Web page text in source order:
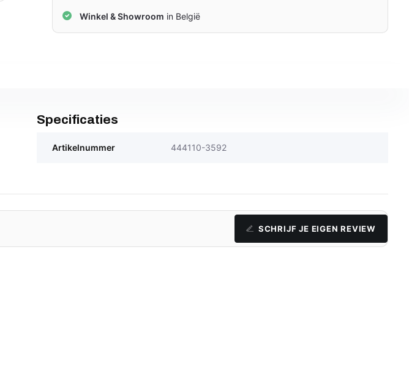
Winkel & Showroom in België
Specificaties
Artikelnummer 444110-3592
SCHRIJF JE EIGEN REVIEW